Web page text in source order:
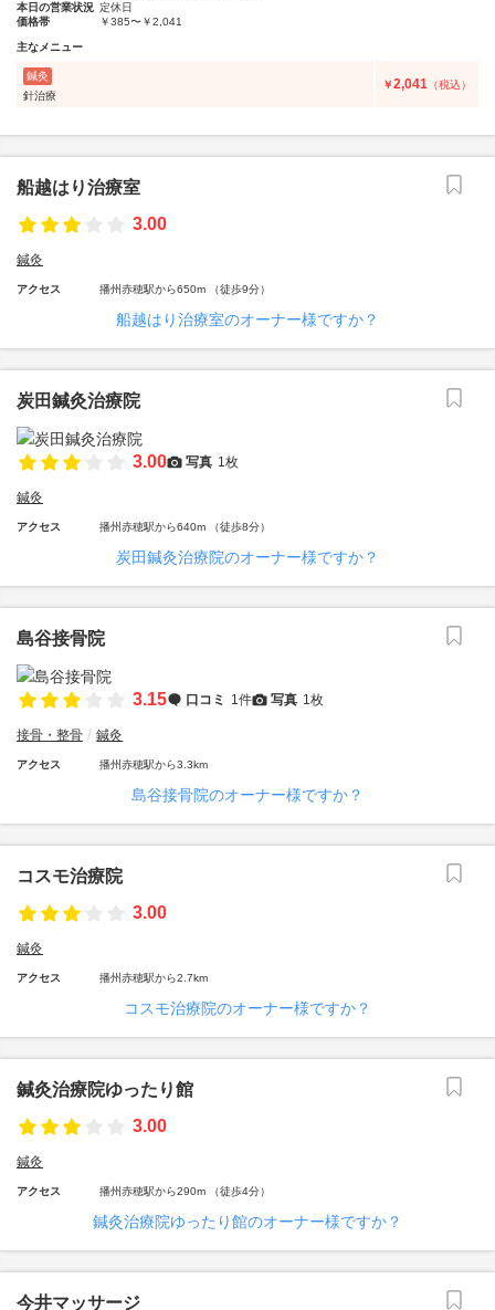
本日の営業状況 定休日
価格帯
￥385〜￥2,041
主なメニュー
鍼灸
針治療
￥2,041 （税込）
船越はり治療室
3.00
鍼灸
アクセス 播州赤穂駅から650m （徒歩9分）
船越はり治療室のオーナー様ですか？
炭田鍼灸治療院
3.00 写真 1枚
鍼灸
アクセス 播州赤穂駅から640m （徒歩8分）
炭田鍼灸治療院のオーナー様ですか？
島谷接骨院
3.15 口コミ 1件 写真 1枚
接骨・整骨 鍼灸
アクセス 播州赤穂駅から3.3km
島谷接骨院のオーナー様ですか？
コスモ治療院
3.00
鍼灸
アクセス 播州赤穂駅から2.7km
コスモ治療院のオーナー様ですか？
鍼灸治療院ゆったり館
3.00
鍼灸
アクセス 播州赤穂駅から290m （徒歩4分）
鍼灸治療院ゆったり館のオーナー様ですか？
今井マッサージ